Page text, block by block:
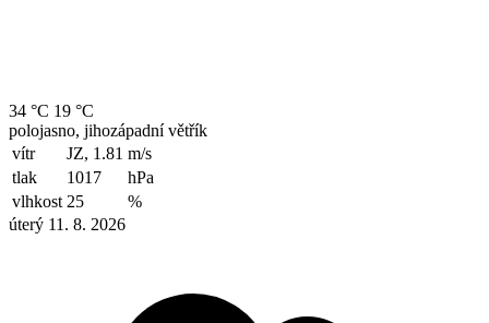
34 °C 19 °C
polojasno, jihozápadní větřík
vítr
JZ, 1.81 m/s
tlak
1017
hPa
vlhkost 25
%
úterý 11. 8. 2026